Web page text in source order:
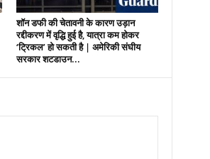
शॉन डफी की चेतावनी के कारण उड़ान
रद्दीकरण में वृद्धि हुई है, यात्रा कम होकर
‘ट्रिकल’ हो सकती है | अमेरिकी संघीय
सरकार शटडाउन...